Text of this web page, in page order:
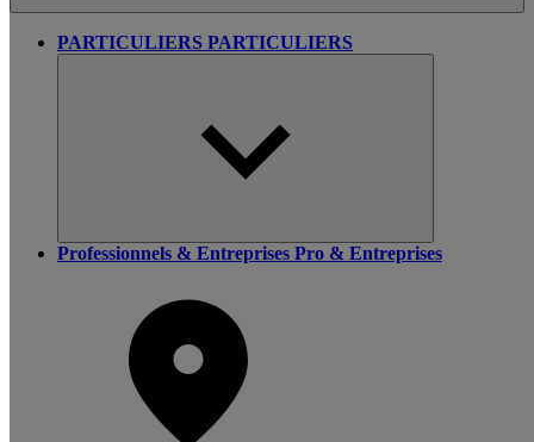
PARTICULIERS PARTICULIERS
Professionnels & Entreprises Pro & Entreprises